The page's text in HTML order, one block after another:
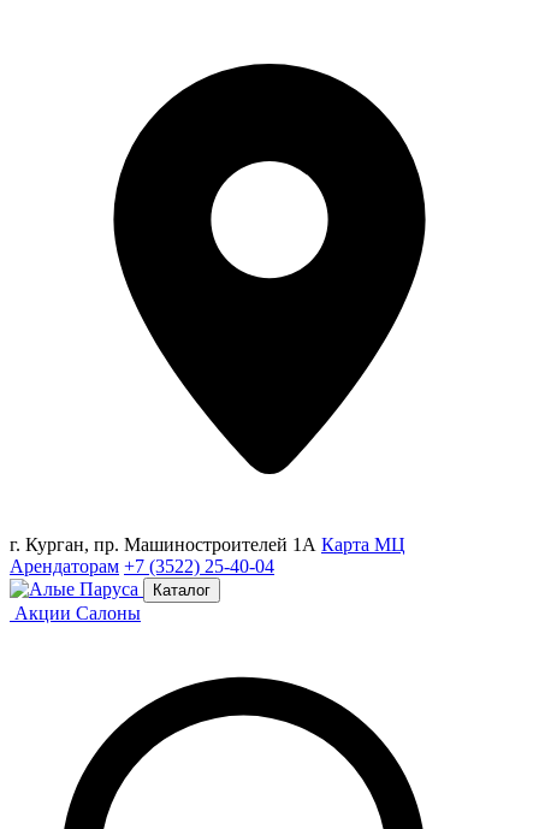
г. Курган, пр. Машиностроителей 1А Карта МЦ
Арендаторам +7 (3522) 25-40-04
Каталог
Акции Салоны